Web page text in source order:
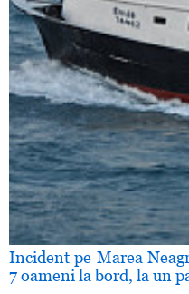
Incident pe Marea
7 oameni la bord, la un